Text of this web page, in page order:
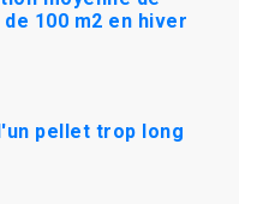
100 m2 en hiver
pellet trop long